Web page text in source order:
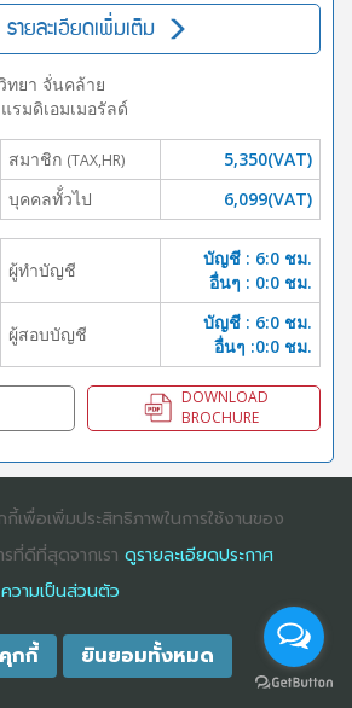
รายละเอียดเพิ่มเติม
ทยา จั่นคล้าย
รมดิเอมเมอรัลด์
สมาชิก (TAX,HR)
5,350(VAT)
บุคคลทั้่วไป
6,099(VAT)
ผู้ทำบัญชี
บัญชี : 6:0 ชม.
อื่นๆ : 0:0 ชม.
ผู้สอบบัญชี
บัญชี : 6:0 ชม.
อื่นๆ :0:0 ชม.
DOWNLOAD
BROCHURE
SEMINAR AND TRAINING CO., LTD
COMMERCIAL REGISTRATION 0105529026680
เพื่อเพิ่มประสิทธิภาพในการใช้งานของ
ที่ดีที่สุดจากเรา ดูรายละเอียดประกาศ
ความเป็นส่วนตัว
กกี้ ยินยอมทั้งหมด